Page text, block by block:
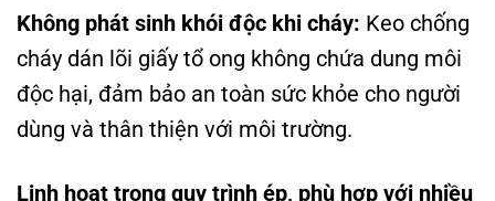
Không phát sinh khói độc khi cháy: Keo chống
cháy dán lõi giấy tổ ong không chứa dung môi
độc hại, đảm bảo an toàn sức khỏe cho người
dùng và thân thiện với môi trường.
Linh hoạt trong quy trình ép, phù hợp với nhiều